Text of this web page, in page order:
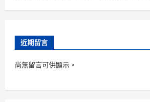
近期留言
尚無留言可供顯示。